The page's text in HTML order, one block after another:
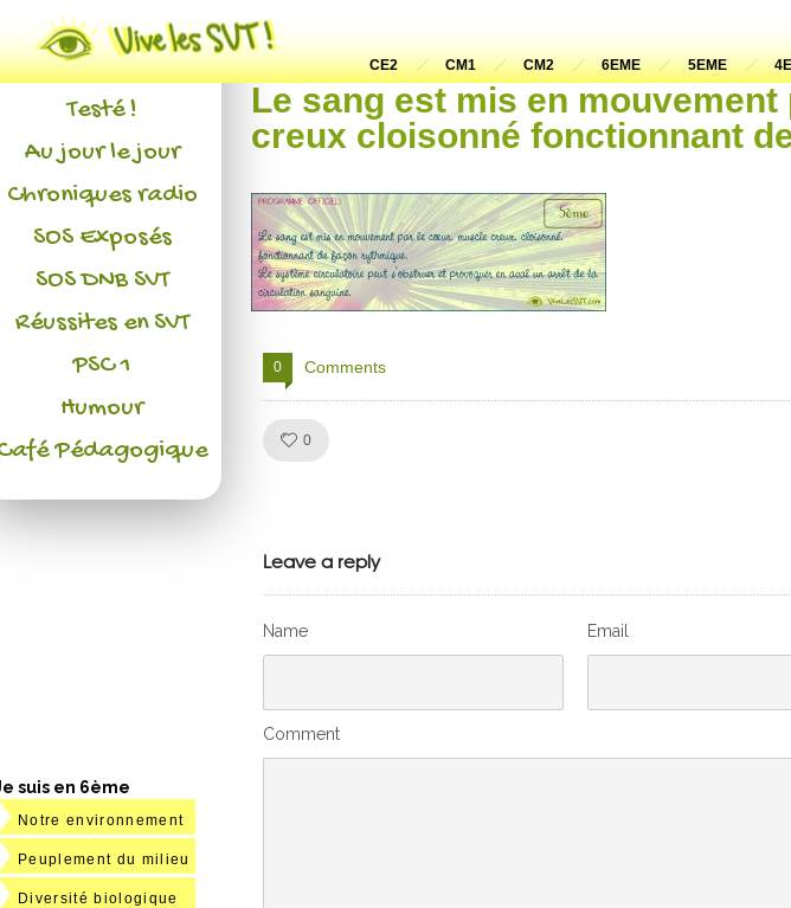
CE2 CM1 CM2 6EME 5EME
Le sang est mis en
creux cloisonné fonctionnant
0 Comments
0
Leave a reply
Name Email
Comment
Actualités
L'association
Testé !
Au jour le jour
Chroniques radio
SOS Exposés
SOS DNB SVT
Réussites en SVT
PSC 1
Humour
Pédagogique
suis en 6ème
Notre environnement
Peuplement du milieu
Diversité biologique